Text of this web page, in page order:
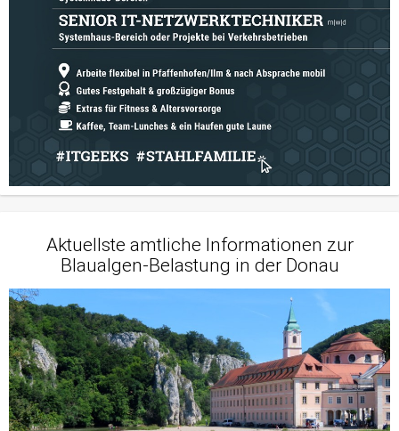
Aktuellste amtliche Informationen zur
Blaualgen-Belastung in der Donau